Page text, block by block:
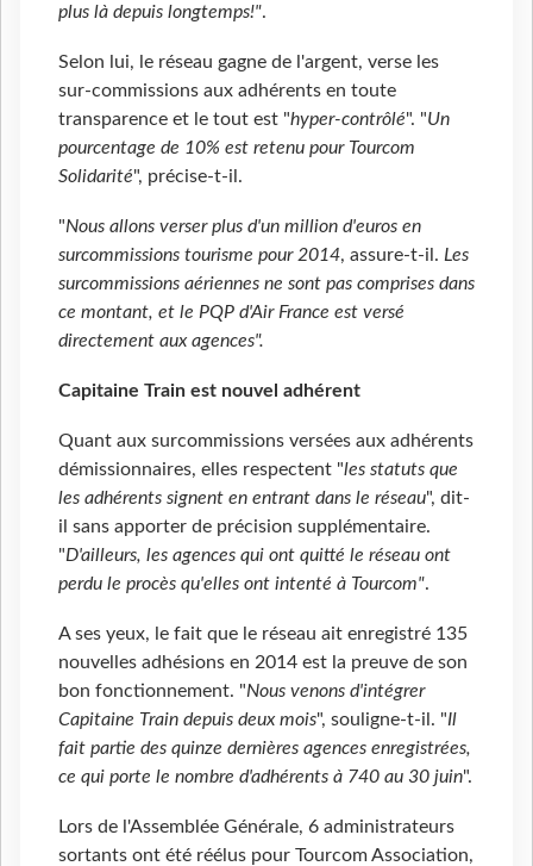
plus là depuis longtemps!".
Selon lui, le réseau gagne de l'argent, verse les
sur-commissions aux adhérents en toute
transparence et le tout est "hyper-contrôlé". "Un
pourcentage de 10% est retenu pour Tourcom
Solidarité", précise-t-il.
"Nous allons verser plus d'un million d'euros en
surcommissions tourisme pour 2014, assure-t-il. Les
surcommissions aériennes ne sont pas comprises dans
ce montant, et le PQP d'Air France est versé
directement aux agences".
Capitaine Train est nouvel adhérent
Quant aux surcommissions versées aux adhérents
démissionnaires, elles respectent "les statuts que
les adhérents signent en entrant dans le réseau", dit-
il sans apporter de précision supplémentaire.
"D'ailleurs, les agences qui ont quitté le réseau ont
perdu le procès qu'elles ont intenté à Tourcom".
A ses yeux, le fait que le réseau ait enregistré 135
nouvelles adhésions en 2014 est la preuve de son
bon fonctionnement. "Nous venons d'intégrer
Capitaine Train depuis deux mois", souligne-t-il. "Il
fait partie des quinze dernières agences enregistrées,
ce qui porte le nombre d'adhérents à 740 au 30 juin".
Lors de l'Assemblée Générale, 6 administrateurs
sortants ont été réélus pour Tourcom Association,